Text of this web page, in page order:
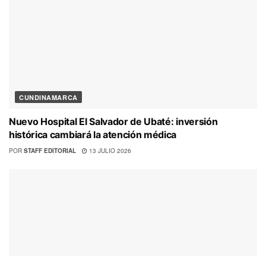
CUNDINAMARCA
Nuevo Hospital El Salvador de Ubaté: inversión
histórica cambiará la atención médica
POR STAFF EDITORIAL 13 JULIO 2026